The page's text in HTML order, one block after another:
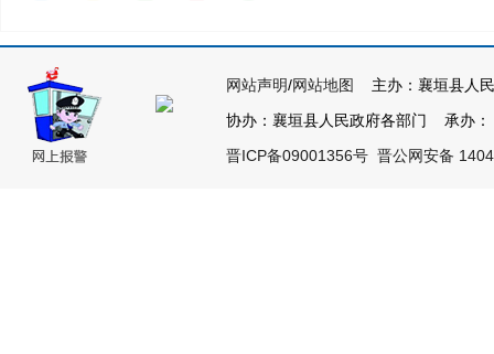
网站声明/网站地图
主办：襄垣县人
协办：襄垣县人民政府各部门 承办
晋ICP备09001356号 晋公网安备